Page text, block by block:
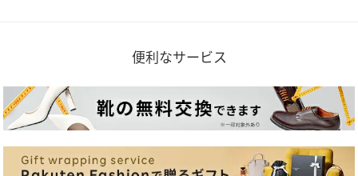
便利なサービス